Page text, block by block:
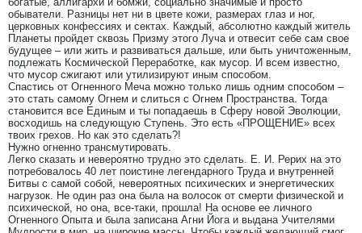
обыватели. Разницы нет ни в цвете кожи, размерах глаз и ног,
церковных конфессиях и сектах. Каждый, абсолютно каждый житель
Планеты пройдет сквозь Призму этого Луча и отвесит себе сам свое
будущее – или жить и развиваться дальше, или быть уничтоженным,
подлежать Космической Переработке, как мусор. И всем известно,
что мусор сжигают или утилизируют иным способом.
Спастись от Огненного Меча можно только лишь одним способом –
это стать самому Огнем и слиться с Огнем Пространства. Тогда
становится все Единым и ты попадаешь в Сферу новой Эволюции,
восходишь на следующую Ступень. Это есть «ПРОЩЕНИЕ» всех
твоих грехов. Но как это сделать?!
Нужно огненно трансмутировать.
Легко сказать и невероятно трудно это сделать. Е. И. Рерих на это
потребовалось 40 лет поистине легендарного Труда и внутренней
Битвы с самой собой, невероятных психических и энергетических
нагрузок. Не один раз она была на волосок от смерти физической и
психической, но она, все-таки, прошла! На основе ее личного
Огненного Опыта и была записана Агни Йога и выдана Учителями